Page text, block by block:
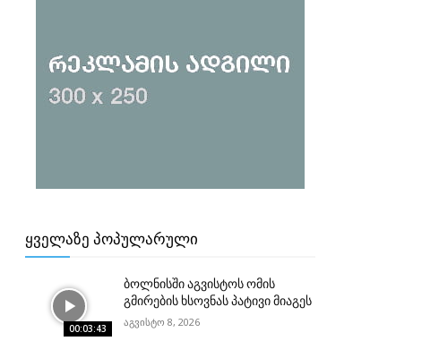
ᲧᲕᲔᲚᲐᲖᲔ ᲞᲝᲞᲣᲚᲐᲠᲣᲚᲘ
00:03:43
ბოლნისში აგვისტოს ომის
გმირების ხსოვნას პატივი მიაგეს
აგვისტო 8, 2026